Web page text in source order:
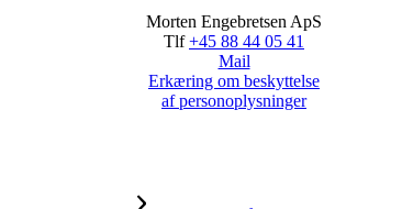
Morten Engebretsen ApS
Tlf+45 88 44 05 41
Mail
Erkæring om beskyttelse
af personoplysninger